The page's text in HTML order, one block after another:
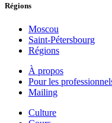
Régions
Moscou
Saint-Pétersbourg
Régions
À propos
Pour les
Mailing
Culture